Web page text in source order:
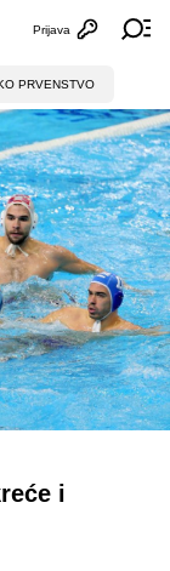
Otvori
Prijava
PRVENSTVO
i